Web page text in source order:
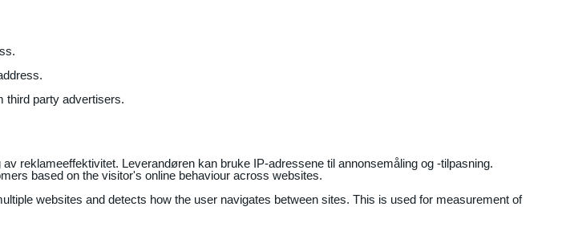
third party advertisers.
reklameeffektivitet. Leverandøren kan bruke IP-adressene til annonsemåling og -tilpasning.
based on the visitor's online behaviour across websites.
websites and detects how the user navigates between sites. This is used for measurement of